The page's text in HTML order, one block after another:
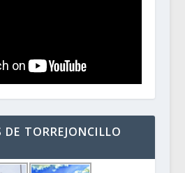
TORREJONCILLO